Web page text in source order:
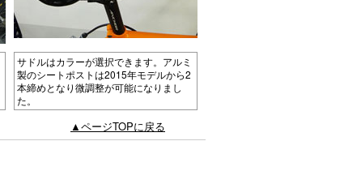
サドルはカラーが選択できます。アルミ
製のシートポストは2015年モデルから2
本締めとなり微調整が可能になりまし
た。
▲ページTOPに戻る